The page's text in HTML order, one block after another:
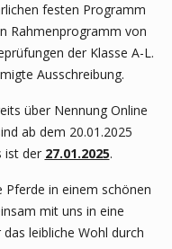
festen Programm
Rahmenprogramm von
der Klasse A-L.
Ausschreibung.
über Nennung Online
ab dem 20.01.2025
ist der 27.01.2025.
Pferde in einem schönen
mit uns in eine
leibliche Wohl durch